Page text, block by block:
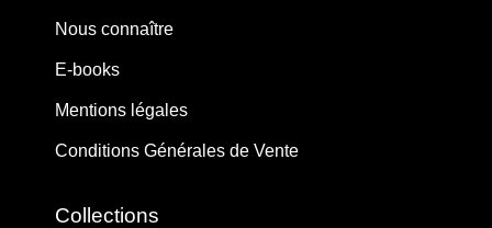
Nous connaître
E-books
Mentions légales
Conditions Générales de Vente
Collections